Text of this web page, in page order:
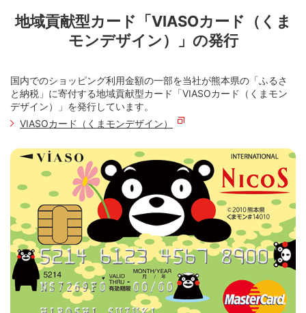
地域貢献型カード「VIASOカード（くま
モンデザイン）」の発行
国内でのショッピング利用金額の一部を当社が熊本県の「ふるさ
と納税」に寄付する地域貢献型カード「VIASOカード（くまモン
デザイン）」を発行しています。
VIASOカード（くまモンデザイン）